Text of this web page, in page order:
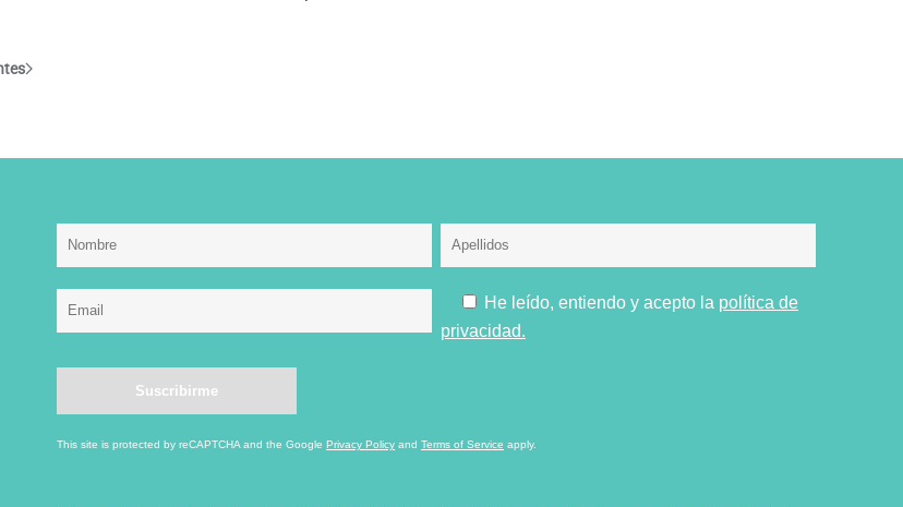
He leído, entiendo y acepto la política de
privacidad.
This site is protected by reCAPTCHA and the Google Privacy Policy and Terms of Service apply.